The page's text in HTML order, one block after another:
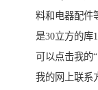
料和电器配件
是30立方的库
可以点击我的
我的网上联系